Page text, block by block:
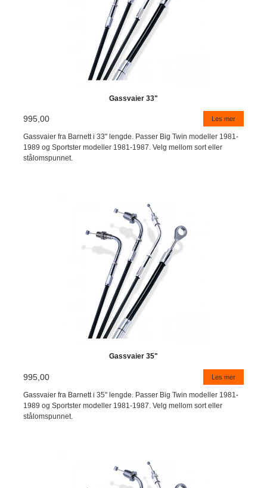
Gassvaier 33"
995,00 Les mer
Gassvaier fra Barnett i 33" lengde. Passer Big Twin modeller 1981-
1989 og Sportster modeller 1981-1987. Velg mellom sort eller
stålomspunnet.
Gassvaier 35"
995,00 Les mer
Gassvaier fra Barnett i 35" lengde. Passer Big Twin modeller 1981-
1989 og Sportster modeller 1981-1987. Velg mellom sort eller
stålomspunnet.